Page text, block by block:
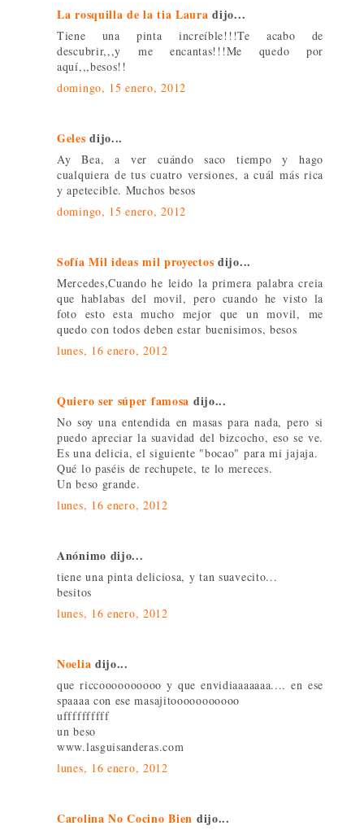
La rosquilla de la tia Laura dijo...
Tiene una pinta increíble!!!Te acabo de
descubrir,,,y me encantas!!!Me quedo por
aquí,,,besos!!
domingo, 15 enero, 2012
Geles dijo...
Ay Bea, a ver cuándo saco tiempo y hago
cualquiera de tus cuatro versiones, a cuál más rica
y apetecible. Muchos besos
domingo, 15 enero, 2012
Sofía Mil ideas mil proyectos dijo...
Mercedes,Cuando he leido la primera palabra creia
que hablabas del movil, pero cuando he visto la
foto esto esta mucho mejor que un movil, me
quedo con todos deben estar buenisimos, besos
lunes, 16 enero, 2012
Quiero ser súper famosa dijo...
No soy una entendida en masas para nada, pero si
puedo apreciar la suavidad del bizcocho, eso se ve.
Es una delicia, el siguiente "bocao" para mi jajaja.
Qué lo paséis de rechupete, te lo mereces.
Un beso grande.
lunes, 16 enero, 2012
Anónimo dijo...
tiene una pinta deliciosa, y tan suavecito...
besitos
lunes, 16 enero, 2012
Noelia dijo...
que riccoooooooooo y que envidiaaaaaaa.... en ese
spaaaa con ese masajitooooooooooo
uffffffffff
un beso
www.lasguisanderas.com
lunes, 16 enero, 2012
Carolina No Cocino Bien dijo...